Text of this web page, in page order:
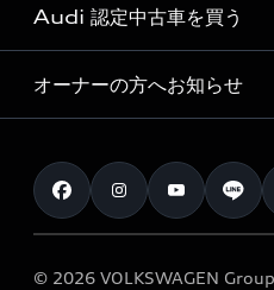
試乗予約
価格シミュレーション
車両比較
カタログ一覧
オンラインショップ
Audi collection
アウディナビアプリ
サービス入庫予約
サービスプログラム
メンテナンス
車検 / 定期点検
e-tronアフターサポート
Audi 認定中古車を買う
Audi認定中古車
クオリティ
保証
メンテナンス
オーナーの方へお知らせ
お知らせ
オーナー様向けキャンペーン
© 2026 VOLKSWAGEN